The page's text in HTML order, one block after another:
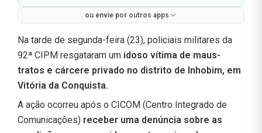
ou envie por outros apps
Na tarde de segunda-feira (23), policiais militares da
92ª CIPM resgataram um idoso vítima de maus-
tratos e cárcere privado no distrito de Inhobim, em
Vitória da Conquista.
A ação ocorreu após o CICOM (Centro Integrado de
Comunicações) receber uma denúncia sobre as